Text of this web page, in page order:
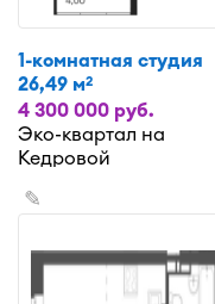
1-комнатная студия
26,49 м2
4 300 000 руб.
Эко-квартал на
Кедровой
✎